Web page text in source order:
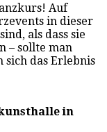
Auf
in dieser
als dass sie
– sollte man
sich das Erlebnis
in